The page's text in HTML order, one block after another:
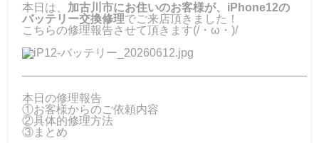
本日は、 加古川市にお住いのお客様が、iPhone12の
バッテリー交換修理でご来店頂きました！
こちらの修理報告させて頂きます(/・ω・)/
―――――――――――――――――――――――――
本日の修理報告
①お客様からのご依頼内容
②具体的修理方法
③まとめ